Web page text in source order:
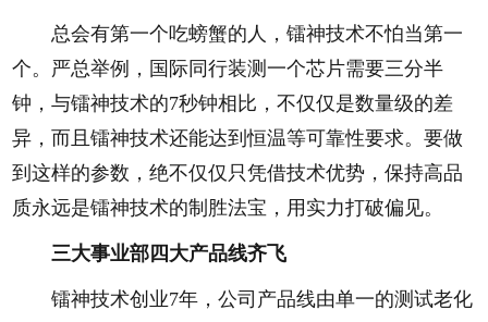
总会有第一个吃螃蟹的人，镭神技术不怕当第一
个。严总举例，国际同行装测一个芯片需要三分半
钟，与镭神技术的7秒钟相比，不仅仅是数量级的差
异，而且镭神技术还能达到恒温等可靠性要求。要做
到这样的参数，绝不仅仅只凭借技术优势，保持高品
质永远是镭神技术的制胜法宝，用实力打破偏见。
三大事业部四大产品线齐飞
镭神技术创业7年，公司产品线由单一的测试老化